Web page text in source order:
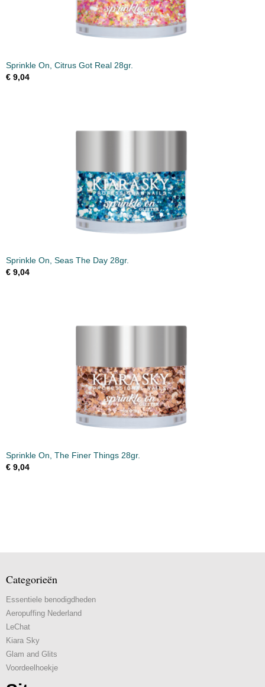
Sprinkle On, Citrus Got Real 28gr.
€ 9,04
Sprinkle On, Seas The Day 28gr.
€ 9,04
Sprinkle On, The Finer Things 28gr.
€ 9,04
Categorieën
Essentiele benodigdheden
Aeropuffing Nederland
LeChat
Kiara Sky
Glam and Glits
Voordeelhoekje